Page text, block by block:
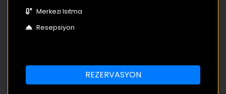
Merkezi Isıtma
Resepsiyon
REZERVASYON